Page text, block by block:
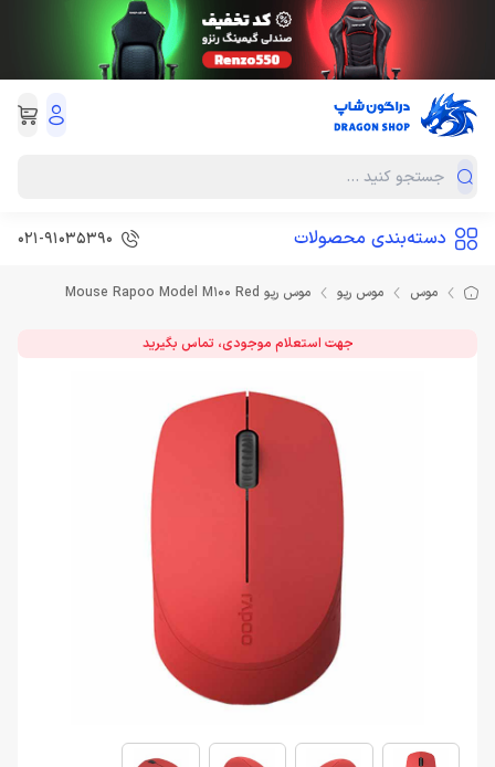
دسته‌بندی محصولات 021-91035390
موس موس رپو موس رپو Mouse Rapoo Model M100 Red
جهت استعلام موجودی، تماس بگیرید